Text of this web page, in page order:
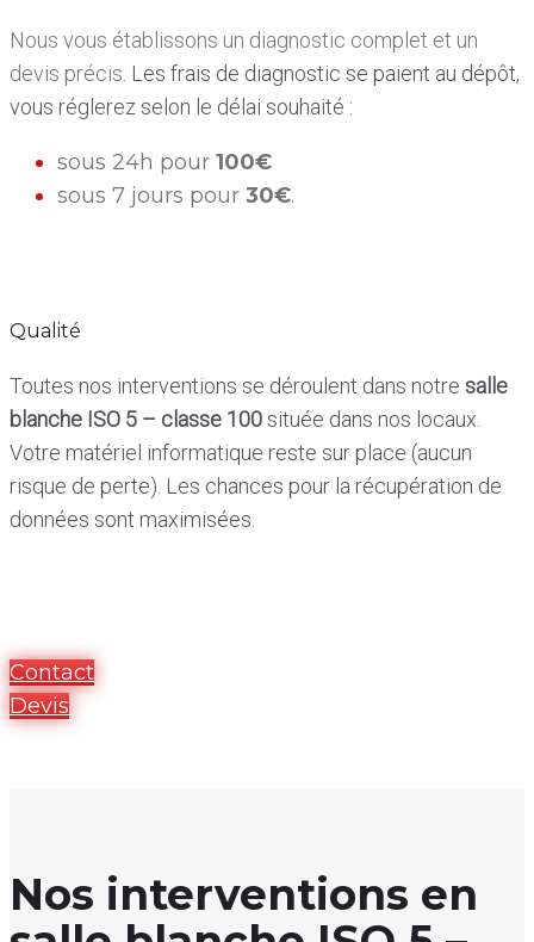
Nous vous établissons un diagnostic complet et un
devis précis. Les frais de diagnostic se paient au dépôt,
vous réglerez selon le délai souhaité :
sous 24h pour 100€
sous 7 jours pour 30€.
Qualité
Toutes nos interventions se déroulent dans notre salle
blanche ISO 5 – classe 100 située dans nos locaux.
Votre matériel informatique reste sur place (aucun
risque de perte). Les chances pour la récupération de
données sont maximisées.
Contact
Devis
Nos interventions en